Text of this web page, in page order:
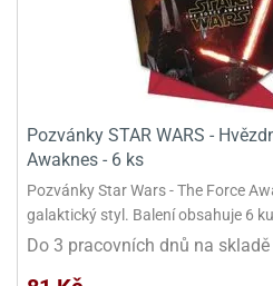
Pozvánky STAR WARS -
Awaknes - 6 ks
Pozvánky Star Wars - The Force
galaktický styl. Balení obsahuje 6
Do 3 pracovních dnů na skladě